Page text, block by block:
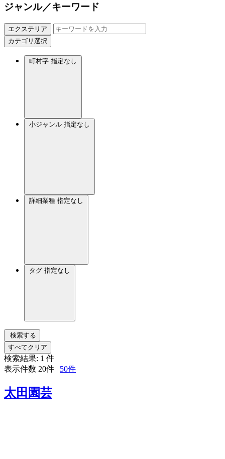
ジャンル／キーワード
エクステリア
カテゴリ選択
町村字 指定なし
小ジャンル 指定なし
詳細業種 指定なし
タグ 指定なし
検索する
すべてクリア
検索結果: 1 件
表示件数 20件 | 50件
太田園芸